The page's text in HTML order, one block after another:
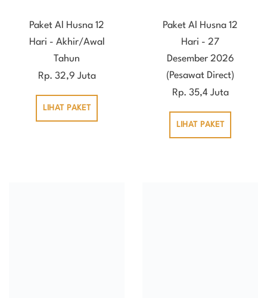
Paket Al Husna 12
Hari - Akhir/Awal
Tahun
Rp. 32,9 Juta
LIHAT PAKET
Paket Al Husna 12
Hari - 27
Desember 2026
(Pesawat Direct)
Rp. 35,4 Juta
LIHAT PAKET